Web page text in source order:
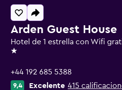
Arden Guest House
Hotel de 1 estrella con Wifi
1 estrella
+44 192 685 5388
9,4 Excelente 415